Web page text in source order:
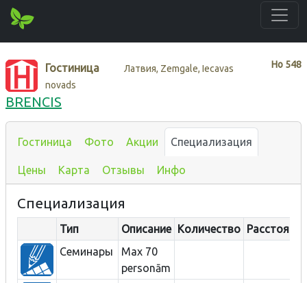
Нo 548
Гостиница
Латвия, Zemgale, Iecavas
novads
BRENCIS
Гостиница Фото Акции Специализация
Цены Карта Отзывы Инфо
Специализация
Тип Описание Количество Расстояние
Семинары
Max 70
personām